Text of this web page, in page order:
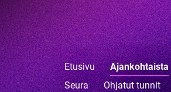
Etusivu Ajankohtaista
Seura
Ohjatut tunnit